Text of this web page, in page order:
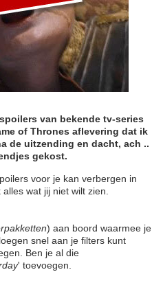
van bekende tv-series
of Thrones aflevering dat ik
de uitzending en dacht, ach ..
gekost.
voor je kan verbergen in
wat jij niet wilt zien.
) aan boord waarmee je
snel aan je filters kunt
Ben je al die
' toevoegen.